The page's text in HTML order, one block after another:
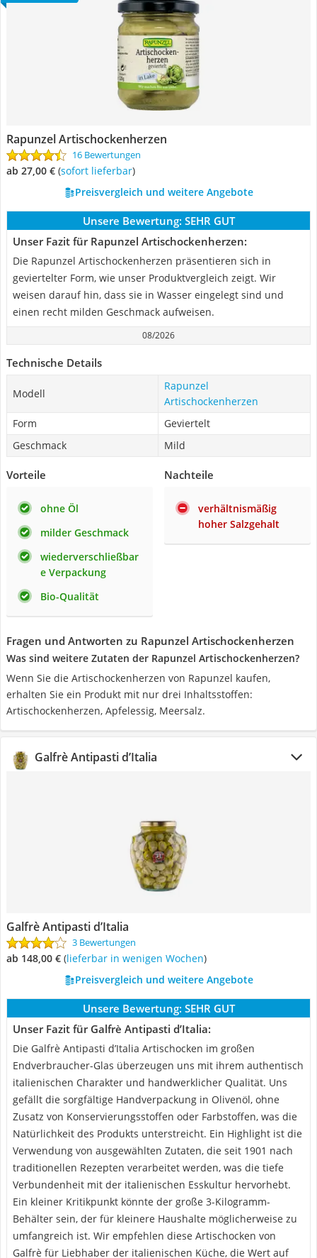
Rapunzel Artischockenherzen
16 Bewertungen
ab 27,00 € ( Sofort lieferbar)
Preisvergleich und weitere Angebote
Unsere Bewertung: SEHR GUT
Unser Fazit für Rapunzel Artischockenherzen:
Die Rapunzel Artischockenherzen präsentieren sich in
geviertelter Form, wie unser Produktvergleich zeigt. Wir
weisen darauf hin, dass sie in Wasser eingelegt sind und
einen recht milden Geschmack aufweisen.
08/2026
Technische Details
Modell
Rapunzel
Artischockenherzen
Form
Geviertelt
Geschmack
Mild
Vorteile
ohne Öl
milder Geschmack
wiederverschließbar
e Verpackung
Bio-Qualität
Nachteile
verhältnismäßig
hoher Salzgehalt
Fragen und Antworten zu Rapunzel Artischockenherzen
Was sind weitere Zutaten der Rapunzel Artischockenherzen?
Wenn Sie die Artischockenherzen von Rapunzel kaufen,
erhalten Sie ein Produkt mit nur drei Inhaltsstoffen:
Artischockenherzen, Apfelessig, Meersalz.
Galfrè Antipasti d’Italia
Galfrè Antipasti d’Italia
3 Bewertungen
ab 148,00 € ( Lieferbar in wenigen Wochen)
Preisvergleich und weitere Angebote
Unsere Bewertung: SEHR GUT
Unser Fazit für Galfrè Antipasti d’Italia:
Die Galfrè Antipasti d’Italia Artischocken im großen
Endverbraucher-Glas überzeugen uns mit ihrem authentisch
italienischen Charakter und handwerklicher Qualität. Uns
gefällt die sorgfältige Handverpackung in Olivenöl, ohne
Zusatz von Konservierungsstoffen oder Farbstoffen, was die
Natürlichkeit des Produkts unterstreicht. Ein Highlight ist die
Verwendung von ausgewählten Zutaten, die seit 1901 nach
traditionellen Rezepten verarbeitet werden, was die tiefe
Verbundenheit mit der italienischen Esskultur hervorhebt.
Ein kleiner Kritikpunkt könnte der große 3-Kilogramm-
Behälter sein, der für kleinere Haushalte möglicherweise zu
umfangreich ist. Wir empfehlen diese Artischocken von
Galfrè für Liebhaber der italienischen Küche, die Wert auf